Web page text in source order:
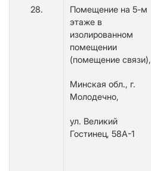
28.
Помещение на 5-м
этаже в
изолированном
помещении
(помещение связи),
Минская обл., г.
Молодечно,
ул. Великий
Гостинец, 58А-1